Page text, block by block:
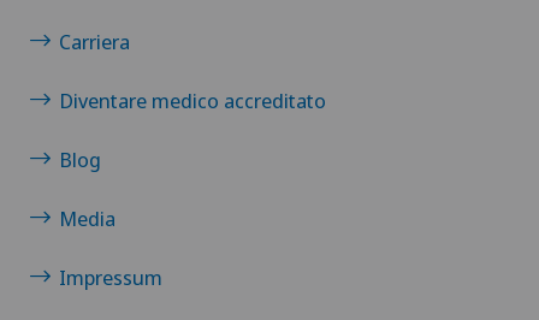
Chirurgia dell’intestino tenue
Chirurgia epatica
Chirurgia generale
Carriera
Diventare medico accreditato
Blog
Media
Impressum